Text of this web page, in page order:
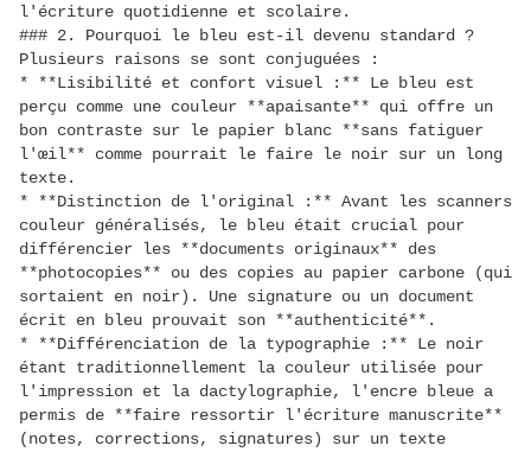
l'écriture quotidienne et scolaire.
### 2. Pourquoi le bleu est-il devenu standard ?
Plusieurs raisons se sont conjuguées :
* **Lisibilité et confort visuel :** Le bleu est
perçu comme une couleur **apaisante** qui offre un
bon contraste sur le papier blanc **sans fatiguer
l'œil** comme pourrait le faire le noir sur un long
texte.
* **Distinction de l'original :** Avant les scanners
couleur généralisés, le bleu était crucial pour
différencier les **documents originaux** des
**photocopies** ou des copies au papier carbone (qui
sortaient en noir). Une signature ou un document
écrit en bleu prouvait son **authenticité**.
* **Différenciation de la typographie :** Le noir
étant traditionnellement la couleur utilisée pour
l'impression et la dactylographie, l'encre bleue a
permis de **faire ressortir l'écriture manuscrite**
(notes, corrections, signatures) sur un texte